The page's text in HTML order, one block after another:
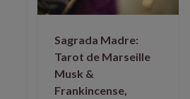
Sagrada Madre:
Tarot de Marseille
Musk &
Frankincense,